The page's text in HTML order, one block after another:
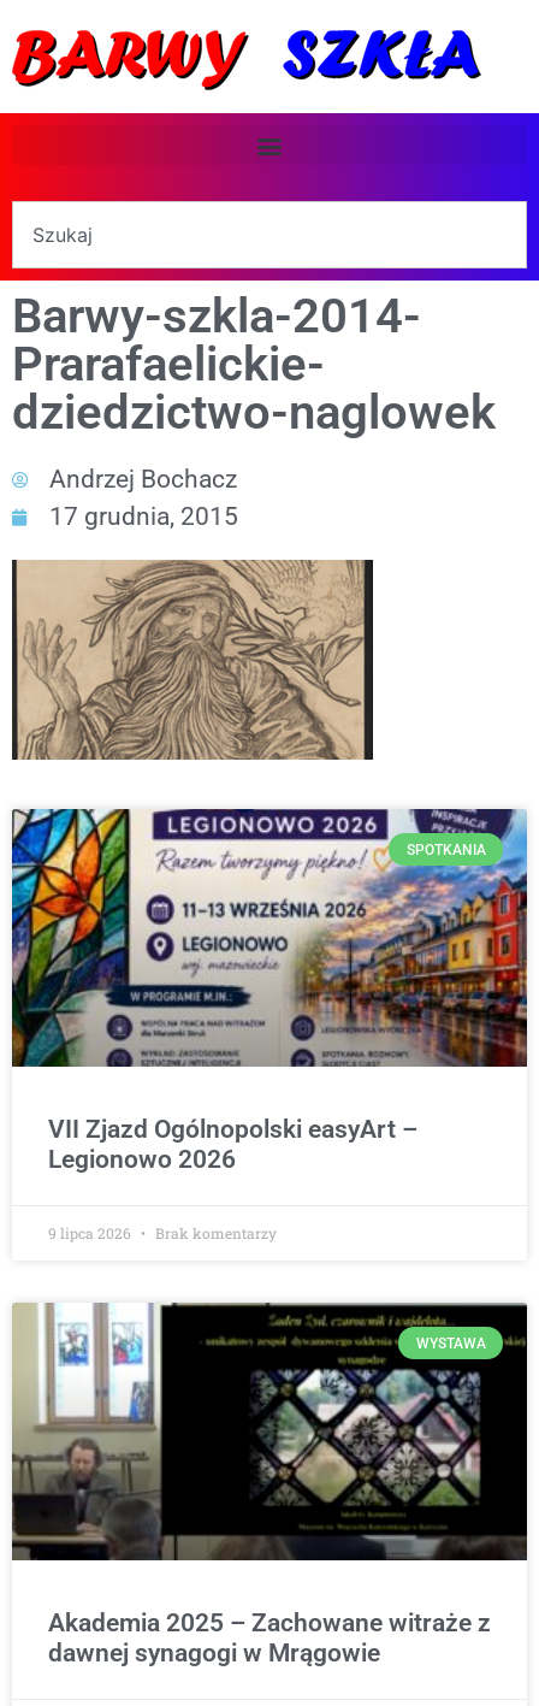
Barwy-szkla-2014-
Prarafaelickie-
dziedzictwo-naglowek
Andrzej Bochacz
17 grudnia, 2015
SPOTKANIA
VII Zjazd Ogólnopolski easyArt –
Legionowo 2026
9 lipca 2026 Brak komentarzy
WYSTAWA
Akademia 2025 – Zachowane witraże z
dawnej synagogi w Mrągowie